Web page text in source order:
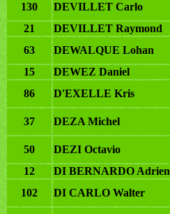
130 DEVILLET Carlo
21
DEVILLET Raymond
63
DEWALQUE Lohan
15
DEWEZ Daniel
86
D'EXELLE Kris
37 DEZA Michel
50 DEZI Octavio
12
DI BERNARDO Adrien
102
DI CARLO Walter